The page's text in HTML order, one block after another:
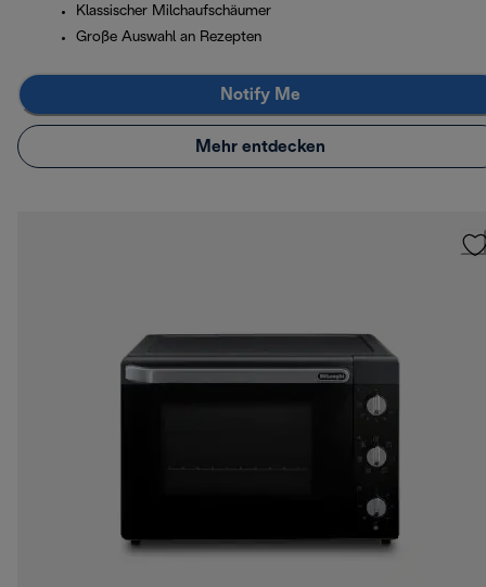
Klassischer Milchaufschäumer
Große Auswahl an Rezepten
Notify Me
Mehr entdecken